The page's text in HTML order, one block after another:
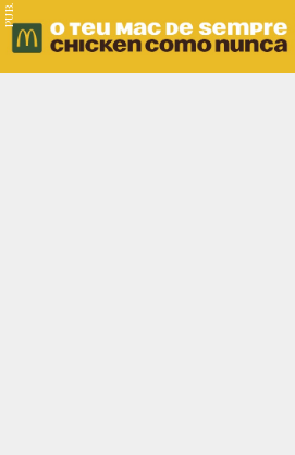
PUB.